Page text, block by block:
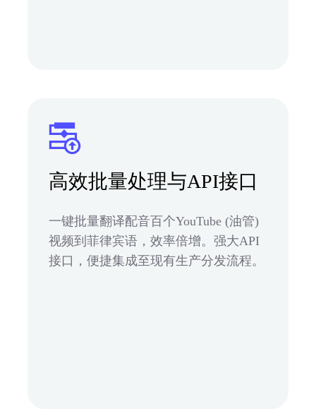
高效批量处理与API接口
一键批量翻译配音百个YouTube (油管)
视频到菲律宾语，效率倍增。强大API
接口，便捷集成至现有生产分发流程。